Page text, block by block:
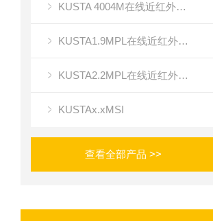
KUSTA 4004M在线近红外多路复用光谱仪
KUSTA1.9MPL在线近红外光谱仪
KUSTA2.2MPL在线近红外多通道光谱仪
KUSTAx.xMSI
查看全部产品 >>